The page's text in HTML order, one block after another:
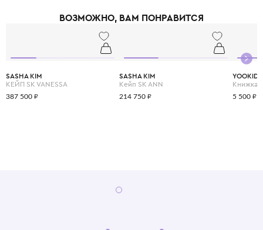
ВОЗМОЖНО, ВАМ ПОНРАВИТСЯ
SASHA KIM
КЕЙП SK VANESSA
387 500 ₽
SASHA KIM
Кейп SK ANN
214 750 ₽ 5 500 ₽